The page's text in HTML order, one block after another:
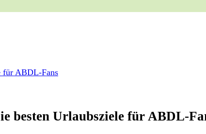
für ABDL-Fans
besten Urlaubsziele für ABDL-